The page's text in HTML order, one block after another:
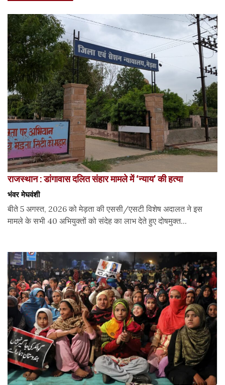
राजस्थान : डांगावास दलित संहार मामले में ‘न्याय’ की हत्या
भंवर मेघवंशी
बीते 5 अगस्त, 2026 को मेड़ता की एससी/एसटी विशेष अदालत ने इस
मामले के सभी 40 अभियुक्तों को संदेह का लाभ देते हुए दोषमुक्त...